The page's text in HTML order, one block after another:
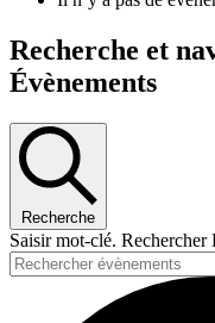
Recherche et
Évènements
Recherche
Saisir mot-clé. Rechercher